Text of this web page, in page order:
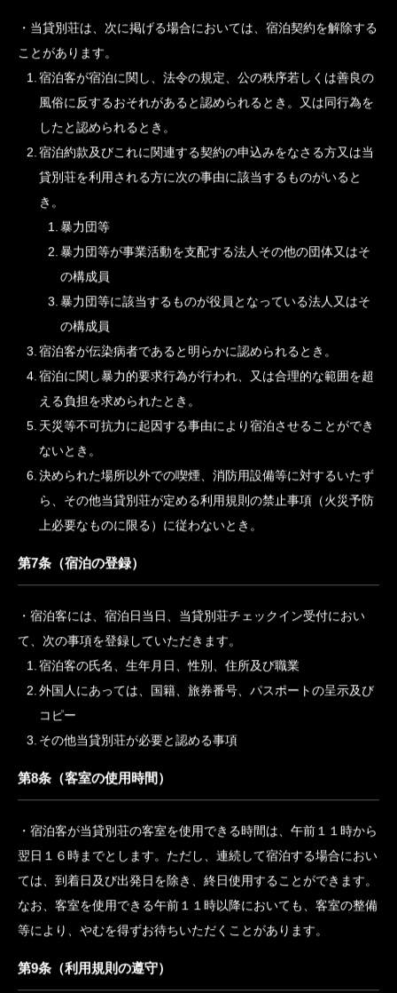
（あらかじめ到着予定時刻が明示されている場合は、その時刻を
２時間経過した時刻）になっても当貸別荘に到着しないときは、
その宿泊契約は宿泊客により解除されたものとみなし処理するこ
とができます。
第6条（当貸別荘の契約解除権）
当貸別荘は、次に掲げる場合においては、宿泊契約を解除する
ことがあります。
宿泊客が宿泊に関し、法令の規定、公の秩序若しくは善良の
風俗に反するおそれがあると認められるとき。又は同行為を
したと認められるとき。
宿泊約款及びこれに関連する契約の申込みをなさる方又は当
貸別荘を利用される方に次の事由に該当するものがいると
き。
暴力団等
暴力団等が事業活動を支配する法人その他の団体又はそ
の構成員
暴力団等に該当するものが役員となっている法人又はそ
の構成員
宿泊客が伝染病者であると明らかに認められるとき。
える負担を求められたとき。
ないとき。
決められた場所以外での喫煙、消防用設備等に対するいたず
ら、その他当貸別荘が定める利用規則の禁止事項（火災予防
上必要なものに限る）に従わないとき。
第7条（宿泊の登録）
宿泊客には、宿泊日当日、当貸別荘チェックイン受付におい
宿泊客の氏名、生年月日、性別、住所及び職業
外国人にあっては、国籍、旅券番号、パスポートの呈示及び
コピー
その他当貸別荘が必要と認める事項